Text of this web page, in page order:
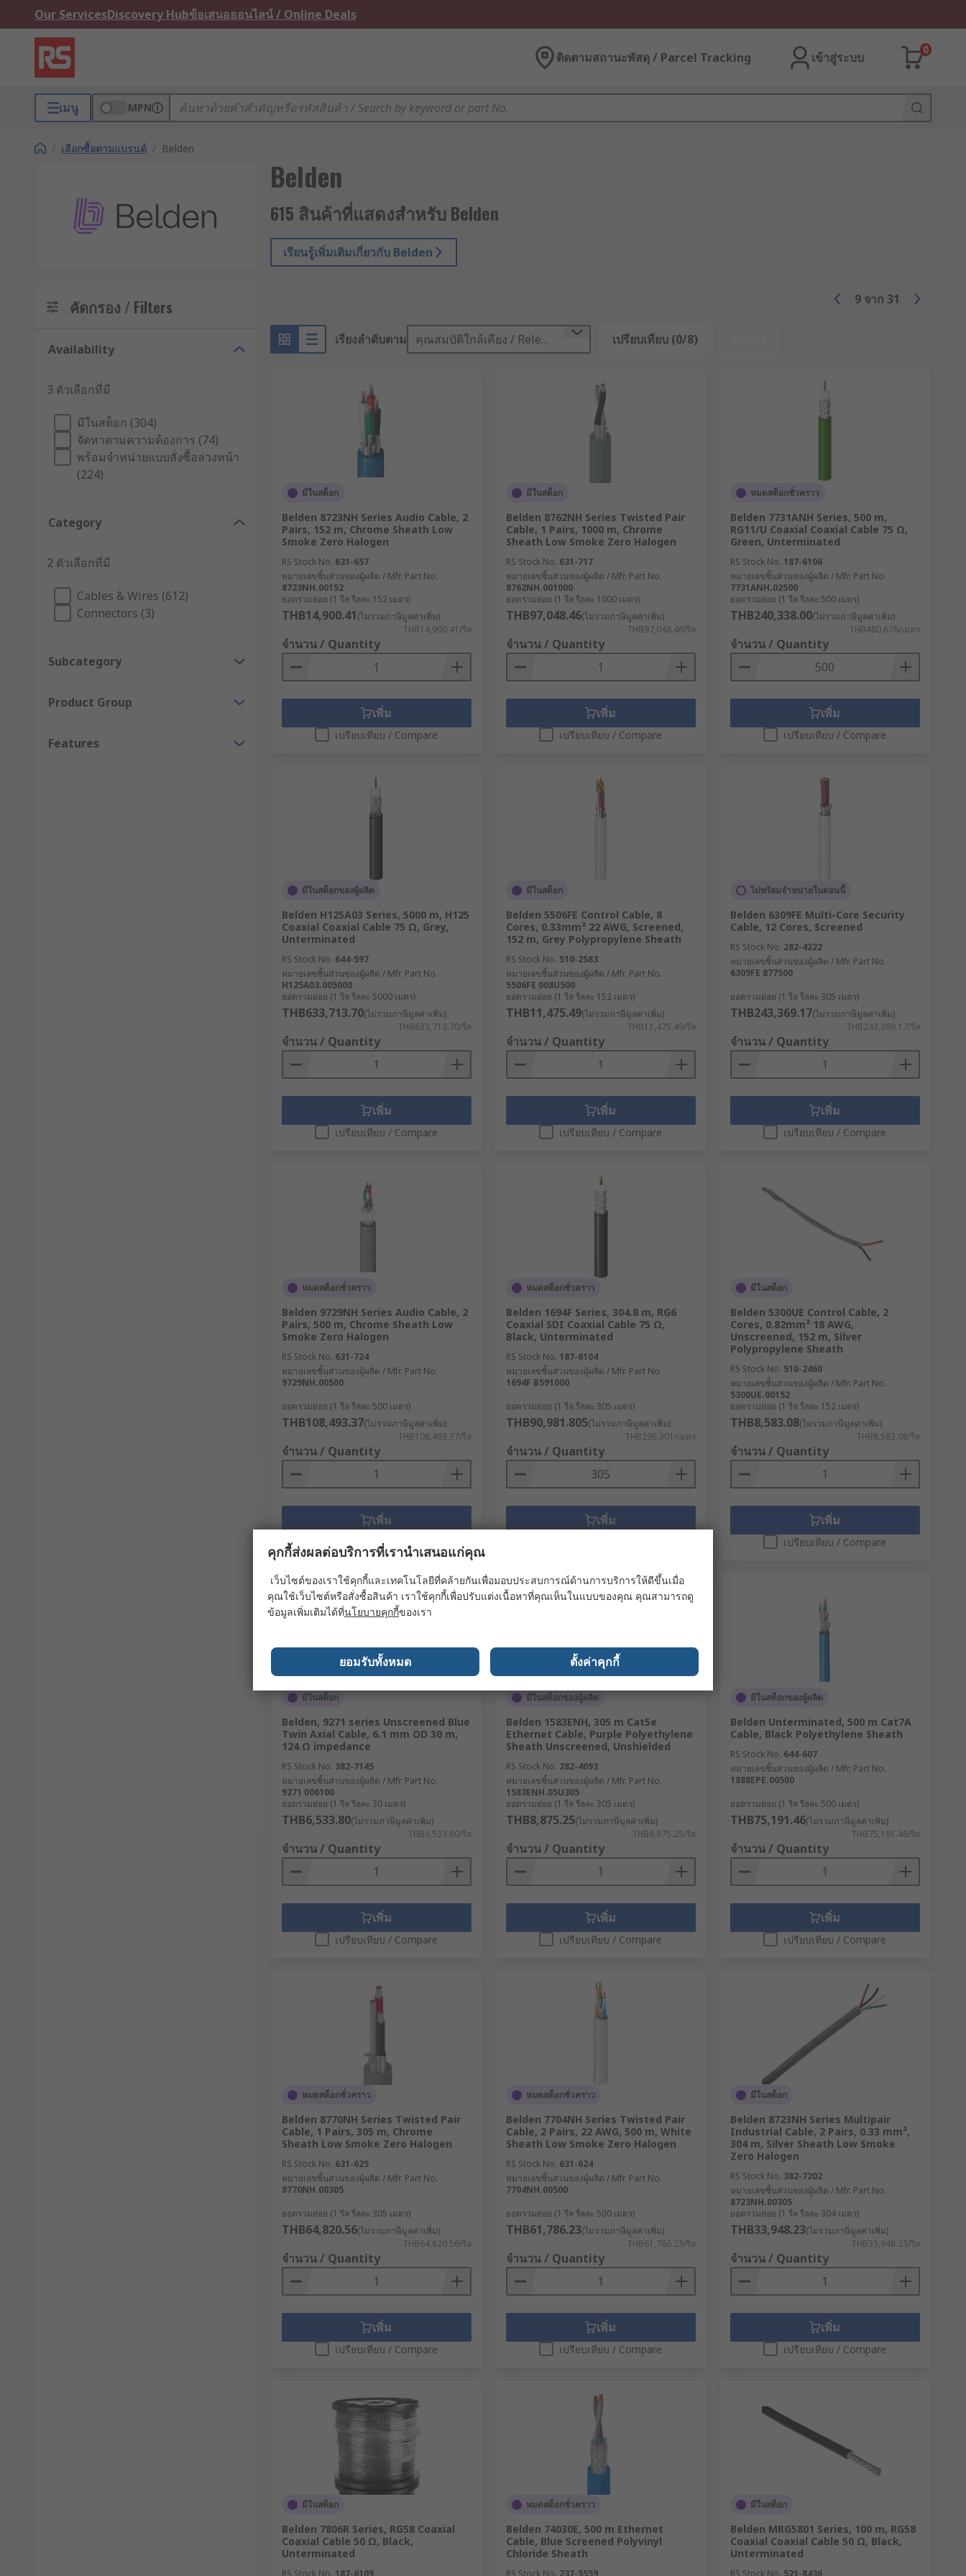
Our ServicesDiscovery Hubข้อเสนอออนไลน์ / Online Deals
ติดตามสถานะพัสดุ / Parcel Tracking เข้าสู่ระบบ
0
เมนู MPN
/ เลือกซื้อตามแบรนด์ / Belden
Belden
615 สินค้าที่แสดงสำหรับ Belden
เรียนรู้เพิ่มเติมเกี่ยวกับ Belden
คัดกรอง / Filters
Availability
3 ตัวเลือกที่มี
มีในสต็อก (304)
จัดหาตามความต้องการ (74)
พร้อมจำหน่ายแบบสั่งซื้อล่วงหน้า
(224)
Category
2 ตัวเลือกที่มี
Cables & Wires (612)
Connectors (3)
Subcategory
Product Group
Features
เรียงลำดับตาม คุณสมบัติใกล้เคียง / Relevance เปรียบเทียบ (0/8)
9 จาก 31
มีในสต็อก
Belden 8723NH Series Audio Cable, 2
Pairs, 152 m, Chrome Sheath Low
Smoke Zero Halogen
RS Stock No. 631-657
หมายเลขชิ้นส่วนของผู้ผลิต / Mfr. Part No.
8723NH.00152
ยอดรวมย่อย (1 รีล รีลละ 152 เมตร)
THB14,900.41(ไม่รวมภาษีมูลค่าเพิ่ม)
THB14,900.41/รีล
จำนวน / Quantity
เพิ่ม
เปรียบเทียบ / Compare
มีในสต็อก
Belden 8762NH Series Twisted Pair
Cable, 1 Pairs, 1000 m, Chrome
Sheath Low Smoke Zero Halogen
RS Stock No. 631-717
หมายเลขชิ้นส่วนของผู้ผลิต / Mfr. Part No.
8762NH.001000
ยอดรวมย่อย (1 รีล รีลละ 1000 เมตร)
THB97,048.46(ไม่รวมภาษีมูลค่าเพิ่ม)
THB97,048.46/รีล
จำนวน / Quantity
เพิ่ม
เปรียบเทียบ / Compare
หมดสต็อกชั่วคราว
Belden 7731ANH Series, 500 m,
RG11/U Coaxial Coaxial Cable 75 Ω,
Green, Unterminated
RS Stock No. 187-6106
หมายเลขชิ้นส่วนของผู้ผลิต / Mfr. Part No.
7731ANH.02500
ยอดรวมย่อย (1 รีล รีลละ 500 เมตร)
THB240,338.00(ไม่รวมภาษีมูลค่าเพิ่ม)
THB480.676/เมตร
จำนวน / Quantity
เพิ่ม
เปรียบเทียบ / Compare
มีในสต็อกของผู้ผลิต
Belden H125A03 Series, 5000 m, H125
Coaxial Coaxial Cable 75 Ω, Grey,
Unterminated
RS Stock No. 644-597
หมายเลขชิ้นส่วนของผู้ผลิต / Mfr. Part No.
H125A03.005000
ยอดรวมย่อย (1 รีล รีลละ 5000 เมตร)
THB633,713.70(ไม่รวมภาษีมูลค่าเพิ่ม)
THB633,713.70/รีล
จำนวน / Quantity
เพิ่ม
เปรียบเทียบ / Compare
มีในสต็อก
Belden 5506FE Control Cable, 8
Cores, 0.33mm² 22 AWG, Screened,
152 m, Grey Polypropylene Sheath
RS Stock No. 510-2583
หมายเลขชิ้นส่วนของผู้ผลิต / Mfr. Part No.
5506FE 008U500
ยอดรวมย่อย (1 รีล รีลละ 152 เมตร)
THB11,475.49(ไม่รวมภาษีมูลค่าเพิ่ม)
THB11,475.49/รีล
จำนวน / Quantity
เพิ่ม
เปรียบเทียบ / Compare
ไม่พร้อมจำหน่ายในตอนนี้
Belden 6309FE Multi-Core Security
Cable, 12 Cores, Screened
RS Stock No. 282-4222
หมายเลขชิ้นส่วนของผู้ผลิต / Mfr. Part No.
6309FE 877500
ยอดรวมย่อย (1 รีล รีลละ 305 เมตร)
THB243,369.17(ไม่รวมภาษีมูลค่าเพิ่ม)
THB243,369.17/รีล
จำนวน / Quantity
เพิ่ม
เปรียบเทียบ / Compare
หมดสต็อกชั่วคราว
Belden 9729NH Series Audio Cable, 2
Pairs, 500 m, Chrome Sheath Low
Smoke Zero Halogen
RS Stock No. 631-724
หมายเลขชิ้นส่วนของผู้ผลิต / Mfr. Part No.
9729NH.00500
ยอดรวมย่อย (1 รีล รีลละ 500 เมตร)
THB108,493.37(ไม่รวมภาษีมูลค่าเพิ่ม)
THB108,493.37/รีล
จำนวน / Quantity
เพิ่ม
เปรียบเทียบ / Compare
หมดสต็อกชั่วคราว
Belden 1694F Series, 304.8 m, RG6
Coaxial SDI Coaxial Cable 75 Ω,
Black, Unterminated
RS Stock No. 187-6104
หมายเลขชิ้นส่วนของผู้ผลิต / Mfr. Part No.
1694F B591000
ยอดรวมย่อย (1 รีล รีลละ 305 เมตร)
THB90,981.805(ไม่รวมภาษีมูลค่าเพิ่ม)
THB298.301/เมตร
จำนวน / Quantity
เพิ่ม
มีในสต็อก
Belden 5300UE Control Cable, 2
Cores, 0.82mm² 18 AWG,
Unscreened, 152 m, Silver
Polypropylene Sheath
RS Stock No. 510-2460
หมายเลขชิ้นส่วนของผู้ผลิต / Mfr. Part No.
5300UE.00152
ยอดรวมย่อย (1 รีล รีลละ 152 เมตร)
THB8,583.08(ไม่รวมภาษีมูลค่าเพิ่ม)
THB8,583.08/รีล
จำนวน / Quantity
เพิ่ม
เปรียบเทียบ / Compare
มีในสต็อก
Belden, 9271 series Unscreened Blue
Twin Axial Cable, 6.1 mm OD 30 m,
124 Ω impedance
RS Stock No. 382-7145
หมายเลขชิ้นส่วนของผู้ผลิต / Mfr. Part No.
9271 006100
ยอดรวมย่อย (1 รีล รีลละ 30 เมตร)
THB6,533.80(ไม่รวมภาษีมูลค่าเพิ่ม)
THB6,533.80/รีล
จำนวน / Quantity
เพิ่ม
เปรียบเทียบ / Compare
มีในสต็อกของผู้ผลิต
Belden 1583ENH, 305 m Cat5e
Ethernet Cable, Purple Polyethylene
Sheath Unscreened, Unshielded
RS Stock No. 282-4093
หมายเลขชิ้นส่วนของผู้ผลิต / Mfr. Part No.
1583ENH.05U305
ยอดรวมย่อย (1 รีล รีลละ 305 เมตร)
THB8,875.25(ไม่รวมภาษีมูลค่าเพิ่ม)
THB8,875.25/รีล
จำนวน / Quantity
เพิ่ม
เปรียบเทียบ / Compare
มีในสต็อกของผู้ผลิต
Belden Unterminated, 500 m Cat7A
Cable, Black Polyethylene Sheath
RS Stock No. 644-607
หมายเลขชิ้นส่วนของผู้ผลิต / Mfr. Part No.
1888EPE.00500
ยอดรวมย่อย (1 รีล รีลละ 500 เมตร)
THB75,191.46(ไม่รวมภาษีมูลค่าเพิ่ม)
THB75,191.46/รีล
จำนวน / Quantity
เพิ่ม
เปรียบเทียบ / Compare
หมดสต็อกชั่วคราว
Belden 8770NH Series Twisted Pair
Cable, 1 Pairs, 305 m, Chrome
Sheath Low Smoke Zero Halogen
RS Stock No. 631-625
หมายเลขชิ้นส่วนของผู้ผลิต / Mfr. Part No.
8770NH.00305
ยอดรวมย่อย (1 รีล รีลละ 305 เมตร)
THB64,820.56(ไม่รวมภาษีมูลค่าเพิ่ม)
THB64,820.56/รีล
จำนวน / Quantity
เพิ่ม
เปรียบเทียบ / Compare
หมดสต็อกชั่วคราว
Belden 7704NH Series Twisted Pair
Cable, 2 Pairs, 22 AWG, 500 m, White
Sheath Low Smoke Zero Halogen
RS Stock No. 631-624
หมายเลขชิ้นส่วนของผู้ผลิต / Mfr. Part No.
7704NH.00500
ยอดรวมย่อย (1 รีล รีลละ 500 เมตร)
THB61,786.23(ไม่รวมภาษีมูลค่าเพิ่ม)
THB61,786.23/รีล
จำนวน / Quantity
เพิ่ม
เปรียบเทียบ / Compare
มีในสต็อก
Belden 8723NH Series Multipair
Industrial Cable, 2 Pairs, 0.33 mm²,
304 m, Silver Sheath Low Smoke
Zero Halogen
RS Stock No. 382-7202
หมายเลขชิ้นส่วนของผู้ผลิต / Mfr. Part No.
8723NH.00305
ยอดรวมย่อย (1 รีล รีลละ 304 เมตร)
THB33,948.23(ไม่รวมภาษีมูลค่าเพิ่ม)
THB33,948.23/รีล
จำนวน / Quantity
เพิ่ม
เปรียบเทียบ / Compare
มีในสต็อก
Belden 7806R Series, RG58 Coaxial
Coaxial Cable 50 Ω, Black,
Unterminated
หมดสต็อกชั่วคราว
Belden 74030E, 500 m Ethernet
Cable, Blue Screened Polyvinyl
Chloride Sheath
มีในสต็อก
Belden MRG5801 Series, 100 m, RG58
Coaxial Coaxial Cable 50 Ω, Black,
Unterminated
คุกกี้ส่งผลต่อบริการที่เรานำเสนอแก่คุณ
เว็บไซต์ของเราใช้คุกกี้และเทคโนโลยีที่คล้ายกันเพื่อมอบประสบการณ์ด้านการบริการให้ดีขึ้นเมื่อ
คุณใช้เว็บไซต์หรือสั่งซื้อสินค้า เราใช้คุกกี้เพื่อปรับแต่งเนื้อหาที่คุณเห็นในแบบของคุณ คุณสามารถดู
ข้อมูลเพิ่มเติมได้ที่นโยบายคุกกี้ของเรา
ยอมรับทั้งหมด ตั้งค่าคุกกี้